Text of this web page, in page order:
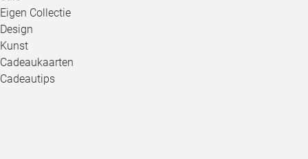
Eigen Collectie
Design
Kunst
Cadeaukaarten
Cadeautips